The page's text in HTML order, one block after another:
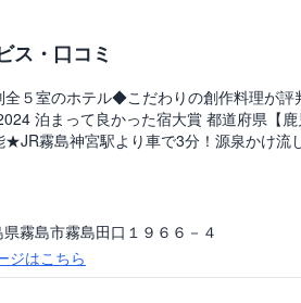
ス・口コミ
５室のホテル◆こだわりの創作料理が評
泊まって良かった宿大賞 都道府県【
霧島神宮駅より車で3分！源泉かけ流
霧島市霧島田口１９６６－４
ジはこちら